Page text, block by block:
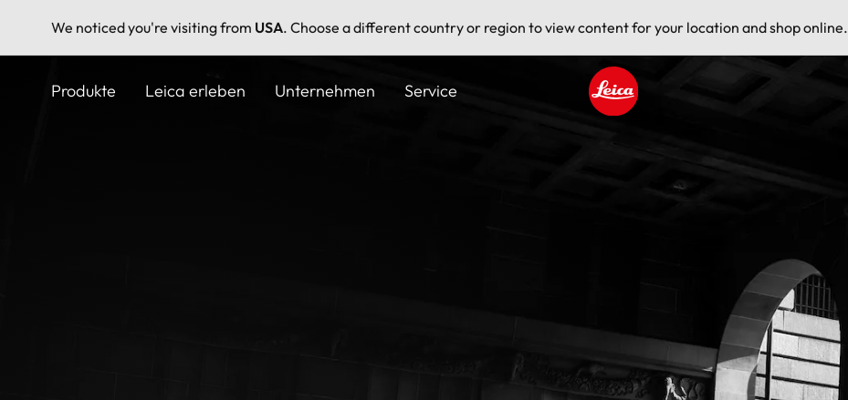
We noticed you're visiting from USA. Choose a different country or region to view content for your location and shop online.
Produkte Leica erleben Unternehmen Service